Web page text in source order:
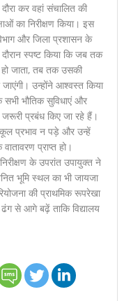
पर बड़ा हमला, बोले
?
डीएवी ऊना का शानदार
में फहराया जीत का
कर वहां संचालित की
का निरीक्षण किया। इस
और जिला प्रशासन के
स्पष्ट किया कि जब तक
हो जाता, तब तक उसकी
उन्होंने आश्वस्त किया
सभी भौतिक सुविधाएं और
प्रबंध किए जा रहे हैं।
प्रभाव न पड़े और उन्हें
प्राप्त हो।
के उपरांत उपायुक्त ने
भूमि स्थल का भी जायजा
की प्राथमिक रूपरेखा
से आगे बढ़ें ताकि विद्यालय